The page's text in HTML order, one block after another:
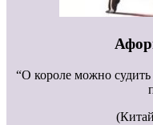
“О короле можно